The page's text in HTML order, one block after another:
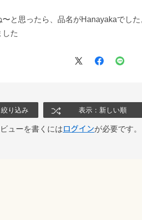
と思ったら、品名がHanayakaでし
した
絞り込み 表示：新しい順
ューを書くにはログインが必要です。